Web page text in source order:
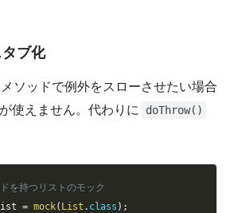
ブ化
ソッドで例外をスローさせたい場合
使えません。代わりに doThrow()
持つリストのモック
= mock( List . class ) ;